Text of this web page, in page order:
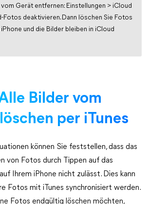
Gerät entfernen: Einstellungen > iCloud
Fotos deaktivieren. Dann löschen Sie Fotos
und die Bilder bleiben in iCloud
Bilder vom
per iTunes
können Sie feststellen, dass das
von Fotos durch Tippen auf das
Ihrem iPhone nicht zulässt. Dies kann
Fotos mit iTunes synchronisiert werden.
Fotos endgültig löschen möchten,